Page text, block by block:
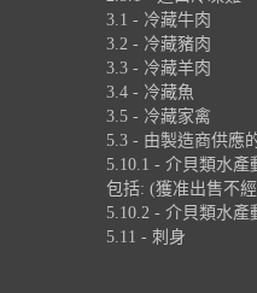
3.1 - 冷藏牛肉
3.2 - 冷藏豬肉
3.3 - 冷藏羊肉
3.4 - 冷藏魚
3.5 - 冷藏家禽
5.3 - 由製造商供應
5.10.1 - 介貝類水產
包括: (獲准出售不
5.10.2 - 介貝類水產
5.11 - 刺身